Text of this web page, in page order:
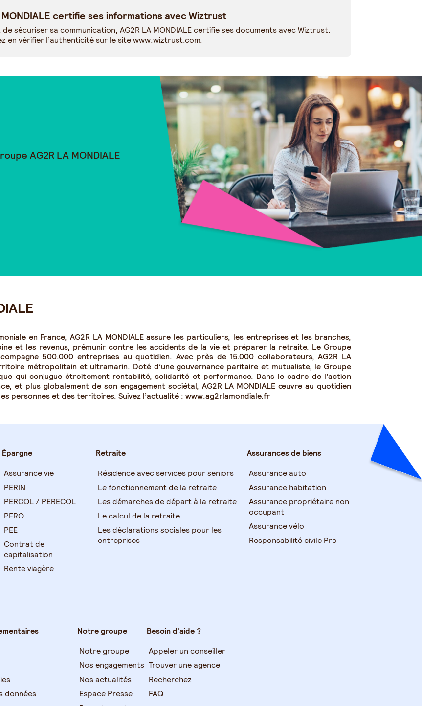
MONDIALE certifie ses informations avec Wiztrust
de sécuriser sa communication, AG2R LA MONDIALE certifie ses documents avec Wiztrust.
en vérifier l’authenticité sur le sitewww.wiztrust.com.
AG2R LA MONDIALE
en France, AG2R LA MONDIALE assure les particuliers, les entreprises et les branches,
et les revenus, prémunir contre les accidents de la vie et préparer la retraite. Le Groupe
500.000 entreprises au quotidien. Avec près de 15.000 collaborateurs, AG2R LA
métropolitain et ultramarin. Doté d’une gouvernance paritaire et mutualiste, le Groupe
qui conjugue étroitement rentabilité, solidarité et performance. Dans le cadre de l’action
et plus globalement de son engagement sociétal, AG2R LA MONDIALE œuvre au quotidien
personnes et des territoires. Suivez l’actualité : www.ag2rlamondiale.fr
Épargne
Assurance vie
PERIN
PERCOL / PERECOL
PERO
PEE
Contrat de
capitalisation
Rente viagère
Retraite
Résidence avec services pour seniors
Le fonctionnement de la retraite
Les démarches de départ à la retraite
Le calcul de la retraite
Les déclarations sociales pour les
entreprises
Assurances de biens
Assurance auto
Assurance habitation
Assurance propriétaire non
occupant
Assurance vélo
Responsabilité civile Pro
données
Notre groupe
Notre groupe
Nos engagements
Nos actualités
Espace Presse
Besoin d'aide ?
Appeler un conseiller
Trouver une agence
Recherchez
FAQ